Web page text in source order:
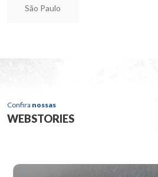
São Paulo
Confira nossas
WEBSTORIES